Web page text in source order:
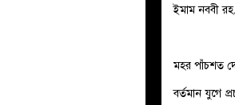
ইমাম নববী
বর্তমান যুগে